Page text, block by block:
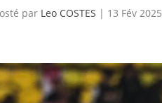
par Leo COSTES | 13 Fév 2025